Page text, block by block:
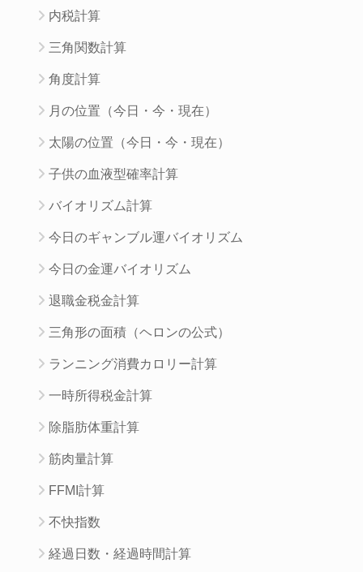
内税計算
三角関数計算
角度計算
月の位置（今日・今・現在）
太陽の位置（今日・今・現在）
子供の血液型確率計算
バイオリズム計算
今日のギャンブル運バイオリズム
今日の金運バイオリズム
退職金税金計算
三角形の面積（ヘロンの公式）
ランニング消費カロリー計算
一時所得税金計算
除脂肪体重計算
筋肉量計算
FFMI計算
不快指数
経過日数・経過時間計算